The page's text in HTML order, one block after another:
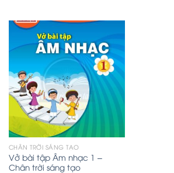
CHÂN TRỜI SÁNG TẠO
Vở bài tập Âm nhạc 1 –
Chân trời sáng tạo